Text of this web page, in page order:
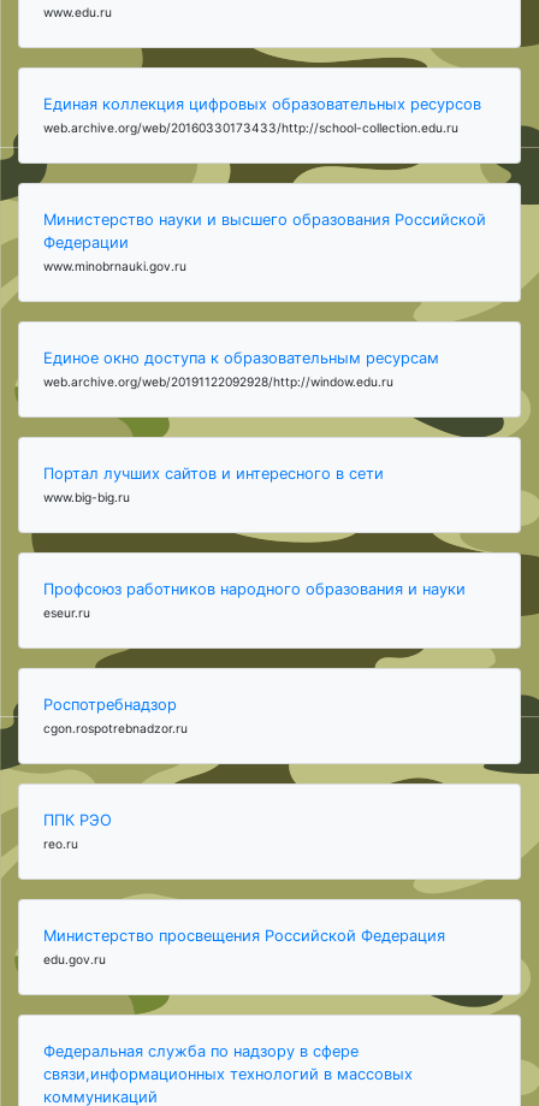
www.edu.ru
Единая коллекция цифровых образовательных ресурсов
web.archive.org/web/20160330173433/http://school-collection.edu.ru
Министерство науки и высшего образования Российской
Федерации
www.minobrnauki.gov.ru
Единое окно доступа к образовательным ресурсам
web.archive.org/web/20191122092928/http://window.edu.ru
Портал лучших сайтов и интересного в сети
www.big-big.ru
Профсоюз работников народного образования и науки
eseur.ru
Роспотребнадзор
cgon.rospotrebnadzor.ru
ППК РЭО
reo.ru
Министерство просвещения Российской Федерация
edu.gov.ru
Федеральная служба по надзору в сфере
связи,информационных технологий в массовых
коммуникаций